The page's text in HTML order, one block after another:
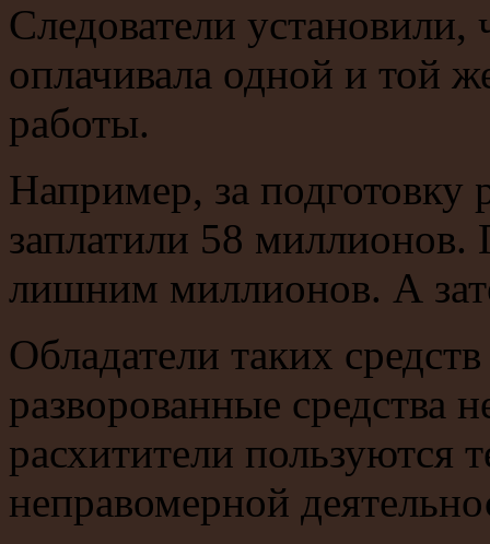
Следователи
оплачивала одной и той
работы.
Например, за подготовку
заплатили 58
лишним миллионов. А
Обладатели таких
разворованные средства
расхитители пользуются
неправомерной